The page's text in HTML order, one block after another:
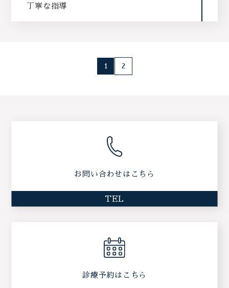
丁寧な指導
1 2
お問い合わせはこちら
TEL
診療予約はこちら